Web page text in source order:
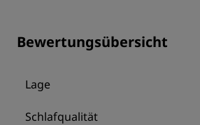
Bewertungsübersicht
Lage
Schlafqualität